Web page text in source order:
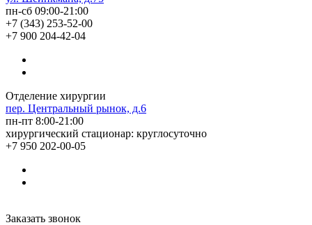
пн-сб 09:00-21:00
+7 (343) 253-52-00
+7 900 204-42-04
Отделение хирургии
пер. Центральный рынок, д.6
пн-пт 8:00-21:00
хирургический стационар: круглосуточно
+7 950 202-00-05
Заказать звонок